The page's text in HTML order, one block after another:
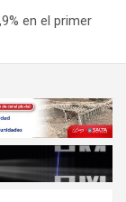
en el primer